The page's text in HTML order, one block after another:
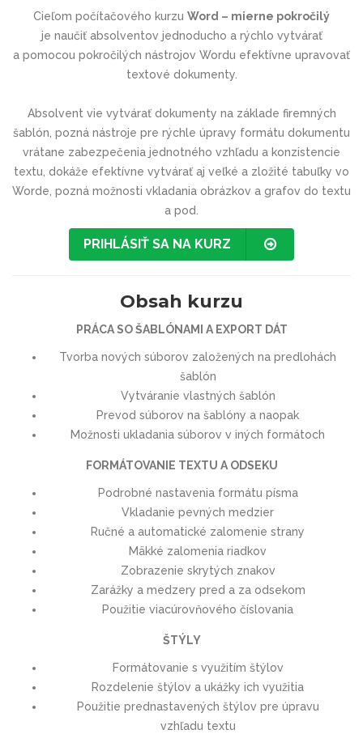
Cieľom počítačového kurzu Word – mierne pokročilý
je naučiť absolventov jednoducho a rýchlo vytvárať
a pomocou pokročilých nástrojov Wordu efektívne upravovať
textové dokumenty.
Absolvent vie vytvárať dokumenty na základe firemných
šablón, pozná nástroje pre rýchle úpravy formátu dokumentu
vrátane zabezpečenia jednotného vzhľadu a konzistencie
textu, dokáže efektívne vytvárať aj veľké a zložité tabuľky vo
Worde, pozná možnosti vkladania obrázkov a grafov do textu
a pod.
PRIHLÁSIŤ SA NA KURZ
Obsah kurzu
PRÁCA SO ŠABLÓNAMI A EXPORT DÁT
Tvorba nových súborov založených na predlohách
šablón
Vytváranie vlastných šablón
Prevod súborov na šablóny a naopak
Možnosti ukladania súborov v iných formátoch
FORMÁTOVANIE TEXTU A ODSEKU
Podrobné nastavenia formátu písma
Vkladanie pevných medzier
Ručné a automatické zalomenie strany
Mäkké zalomenia riadkov
Zobrazenie skrytých znakov
Zarážky a medzery pred a za odsekom
Použitie viacúrovňového číslovania
ŠTÝLY
Formátovanie s využitím štýlov
Rozdelenie štýlov a ukážky ich využitia
Použitie prednastavených štýlov pre úpravu
vzhľadu textu